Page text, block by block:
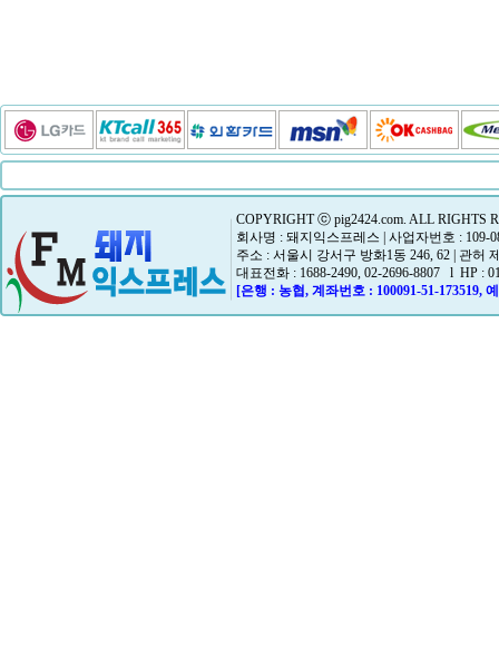
COPYRIGHT ⓒ pig2424.com. ALL RIGHTS
회사명 : 돼지익스프레스 | 사업자번호 : 109-
주소 : 서울시 강서구 방화1동 246, 62 | 관허
대표전화 : 1688-2490, 02-2696-8807 l HP :
[은행 : 농협, 계좌번호 : 100091-51-173519,